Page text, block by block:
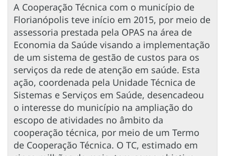
A Cooperação Técnica com o município de
Florianópolis teve início em 2015, por meio de
assessoria prestada pela OPAS na área de
Economia da Saúde visando a implementação
de um sistema de gestão de custos para os
serviços da rede de atenção em saúde. Esta
ação, coordenada pela Unidade Técnica de
Sistemas e Serviços em Saúde, desencadeou
o interesse do município na ampliação do
escopo de atividades no âmbito da
cooperação técnica, por meio de um Termo
de Cooperação Técnica. O TC, estimado em